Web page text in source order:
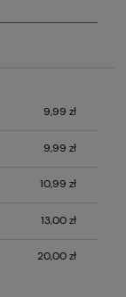
9,99 zł
9,99 zł
10,99 zł
13,00 zł
20,00 zł